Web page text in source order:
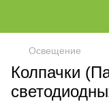
Освещение
Колпачки